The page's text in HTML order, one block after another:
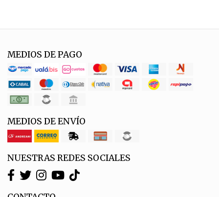
MEDIOS DE PAGO
MEDIOS DE ENVÍO
NUESTRAS REDES SOCIALES